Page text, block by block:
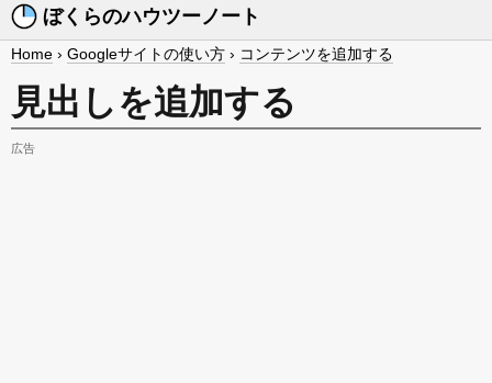
ぼくらのハウツーノート
Home › Googleサイトの使い方 › コンテンツを追加する
見出しを追加する
広告